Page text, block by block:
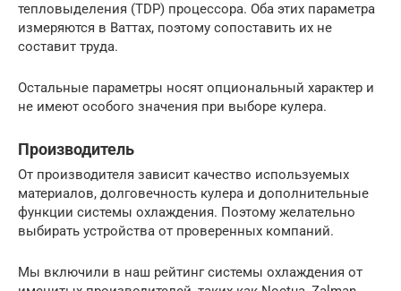
тепловыделения (TDP) процессора. Оба этих параметра
измеряются в Ваттах, поэтому сопоставить их не
составит труда.
Остальные параметры носят опциональный характер и
не имеют особого значения при выборе кулера.
Производитель
От производителя зависит качество используемых
материалов, долговечность кулера и дополнительные
функции системы охлаждения. Поэтому желательно
выбирать устройства от проверенных компаний.
Мы включили в наш рейтинг системы охлаждения от